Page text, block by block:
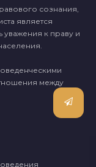
сознания,
является
к праву и
между